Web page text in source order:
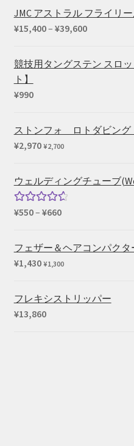
帯:
¥550
JMC アストラル フライリ
¥15,400– ¥39,600価
帯:
競技用タングステン スロ
ト】
¥990
ストンフォ ロトダビング
¥2,970 ¥2,700
ウェルディングチューブ
5段階中
¥550– ¥660価
フェザー＆ヘアコンパクタ
¥1,430 ¥1,300
フレキシストリッパー
¥13,860